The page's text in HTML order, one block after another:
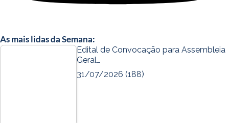
As mais lidas da Semana:
Edital de Convocação para Assembleia
Geral…
31/07/2026 (188)